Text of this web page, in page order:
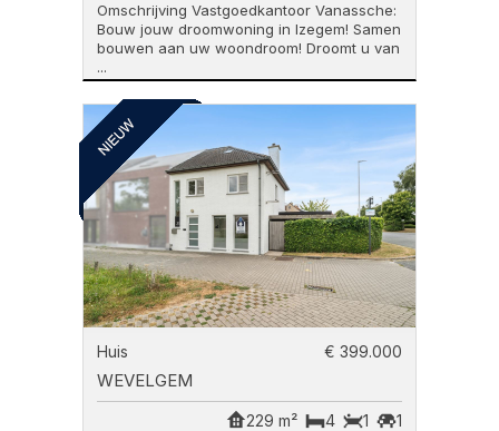
Omschrijving Vastgoedkantoor Vanassche:
Bouw jouw droomwoning in Izegem! Samen
bouwen aan uw woondroom! Droomt u van
...
Huis € 399.000
WEVELGEM
1
1
4
229 m²